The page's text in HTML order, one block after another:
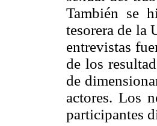
También se
tesorera de la
entrevistas
de los
de
actores. Los
participantes